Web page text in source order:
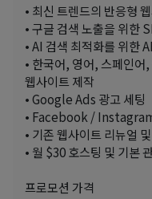
• 최신 트렌드의 반응형
• 구글 검색 노출을 위한
• AI 검색 최적화를 위한
• 한국어, 영어, 스페인
웹사이트 제작
• Google Ads 광고 세팅
• Facebook /
• 기존 웹사이트 리뉴얼
• 월 $30 호스팅 및 기본
프로모션 가격